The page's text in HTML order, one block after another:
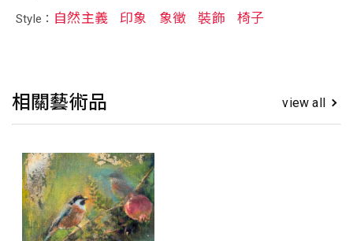
Style： 自然主義 印象 象徵 裝飾 椅子
相關藝術品 view all